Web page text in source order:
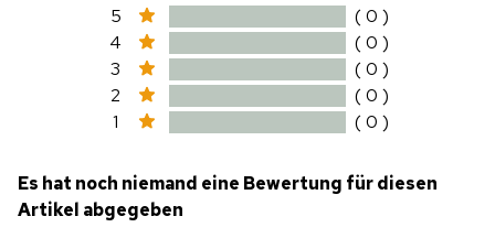
5
( 0 )
4
( 0 )
3
( 0 )
2
( 0 )
1
( 0 )
Es hat noch niemand eine Bewertung für diesen
Artikel abgegeben